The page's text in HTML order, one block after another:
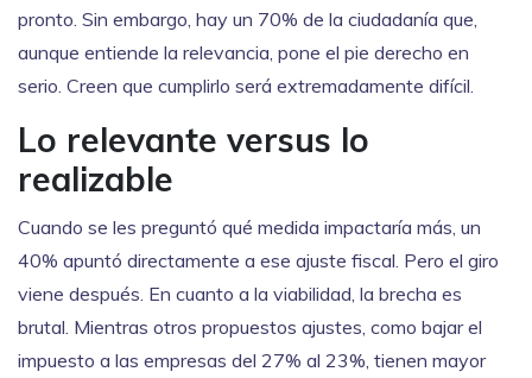
pronto. Sin embargo, hay un 70% de la ciudadanía que,
aunque entiende la relevancia, pone el pie derecho en
serio. Creen que cumplirlo será extremadamente difícil.
Lo relevante versus lo
realizable
Cuando se les preguntó qué medida impactaría más, un
40% apuntó directamente a ese ajuste fiscal. Pero el giro
viene después. En cuanto a la viabilidad, la brecha es
brutal. Mientras otros propuestos ajustes, como bajar el
impuesto a las empresas del 27% al 23%, tienen mayor